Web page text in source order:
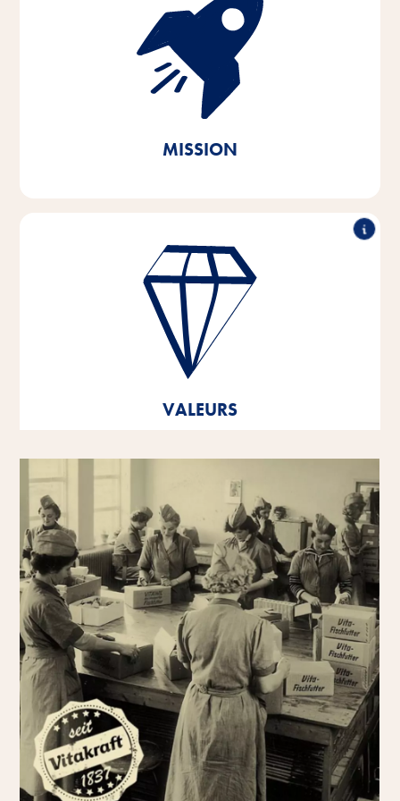
MISSION
animaux de compagnie et de leurs propriétaires,
nous développons, produisons et distribuons des
produits innovants, de haute qualité et adaptés aux
besoins. En agissant de manière durable, nous
apportons notre contribution à la préservation des
VALEURS
Performance exceptionnelle, travail en partenariat,
force d'innovation & action responsable - tels sont les
piliers sur lesquels reposent les valeurs de notre
entreprise.
Ces valeurs fondamentales sont le fondement et
l'orientation de notre pensée et de notre action, et
tant en tant que personnalités individuelles qu'en tant